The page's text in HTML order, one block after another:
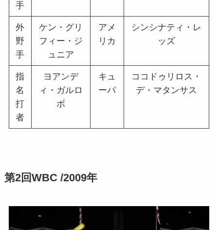
手
外
野
手
ケン・グリ
フィー・ジ
ュニア
アメ
リカ
シンシナティ・レ
ッズ
指
名
打
者
ヨアンデ
ィ・ガルロ
ボ
キュ
ーバ
ココドゥリロス・
デ・マタンサス
第2回WBC /2009年